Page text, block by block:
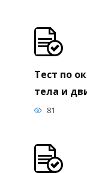
Тест по
тела и
81